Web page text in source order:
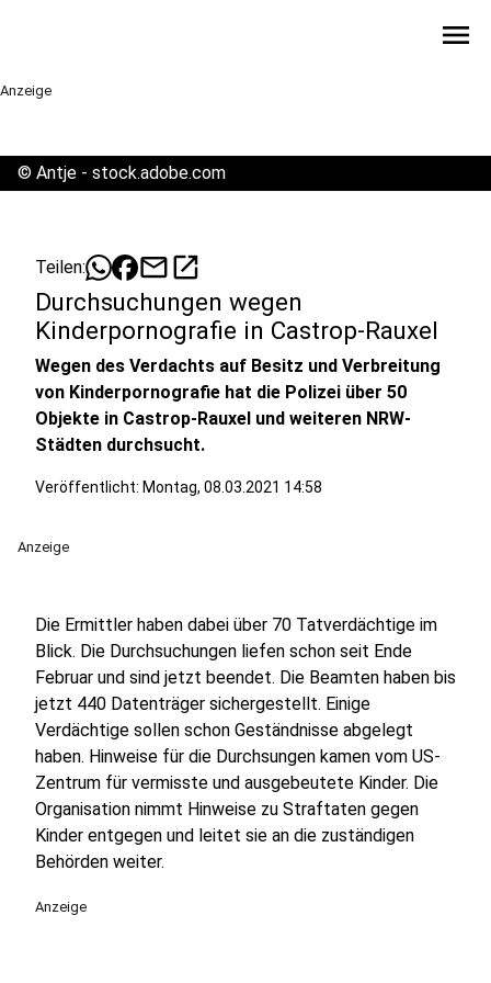
menu
Anzeige
© Antje - stock.adobe.com
Teilen: mailopen_in_new
Durchsuchungen wegen
Kinderpornografie in Castrop-Rauxel
Wegen des Verdachts auf Besitz und Verbreitung
von Kinderpornografie hat die Polizei über 50
Objekte in Castrop-Rauxel und weiteren NRW-
Städten durchsucht.
Veröffentlicht: Montag, 08.03.2021 14:58
Anzeige
Die Ermittler haben dabei über 70 Tatverdächtige im
Blick. Die Durchsuchungen liefen schon seit Ende
Februar und sind jetzt beendet. Die Beamten haben bis
jetzt 440 Datenträger sichergestellt. Einige
Verdächtige sollen schon Geständnisse abgelegt
haben. Hinweise für die Durchsungen kamen vom US-
Zentrum für vermisste und ausgebeutete Kinder. Die
Organisation nimmt Hinweise zu Straftaten gegen
Kinder entgegen und leitet sie an die zuständigen
Behörden weiter.
Anzeige